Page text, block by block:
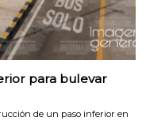
para bulevar
de un paso inferior en